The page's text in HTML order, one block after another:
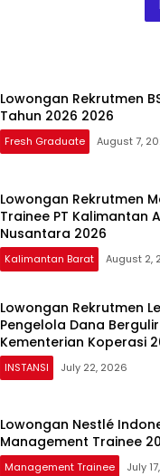
Lowongan Rekrutmen
Tahun 2026 2026
Fresh Graduate August 7,
Lowongan Rekrutmen
Trainee PT Kalimantan
Nusantara 2026
Kalimantan Barat August 2,
Lowongan Rekrutmen
Pengelola Dana Bergulir
Kementerian Koperasi
INSTANSI July 22, 2026
Lowongan Nestlé
Management Trainee
Management Trainee July